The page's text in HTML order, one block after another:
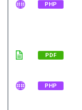
PHP
PDF
PHP